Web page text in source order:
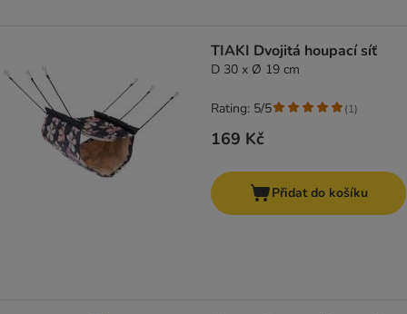
TIAKI Dvojitá houpací síť
D 30 x Ø 19 cm
169 Kč
Rating: 5/5 (1)
Přidat do košíku